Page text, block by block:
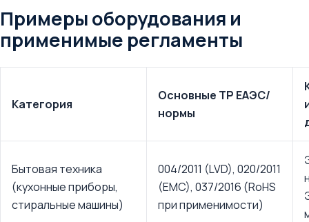
Примеры оборудования и
применимые регламенты
Категория
Основные ТР ЕАЭС/
нормы
Бытовая техника
(кухонные приборы,
стиральные машины)
004/2011 (LVD), 020/2011
(EMC), 037/2016 (RoHS
при применимости)